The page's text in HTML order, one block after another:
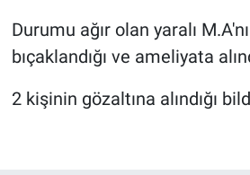
Durumu ağır olan yaralı
bıçaklandığı ve ameliyata
2 kişinin gözaltına alındığı